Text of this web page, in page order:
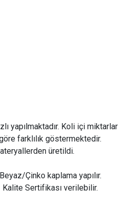
yapılmaktadır. Koli içi miktarlar
farklılık göstermektedir.
üretildi.
Çinko kaplama yapılır.
Sertifikası verilebilir.